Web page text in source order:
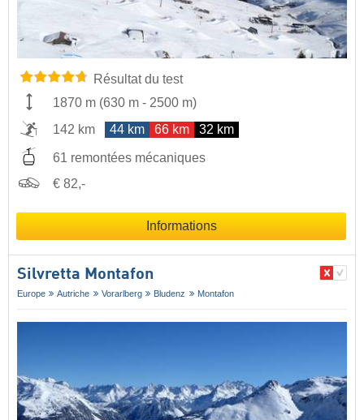
Résultat du test
1870 m (630 m - 2500 m)
142 km
44 km 66 km 32 km
61 remontées mécaniques
€ 82,-
Informations
Silvretta Montafon
Europe Autriche Vorarlberg Bludenz Montafon